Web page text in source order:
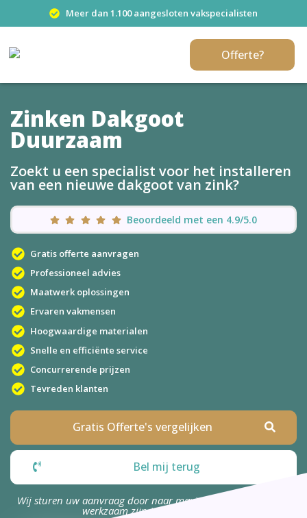
Meer dan 1.100 aangesloten vakspecialisten
Offerte?
Zinken Dakgoot
Duurzaam
Zoekt u een specialist voor het installeren
van een nieuwe dakgoot van zink?
Beoordeeld met een 4.9/5.0
Gratis offerte aanvragen
Professioneel advies
Maatwerk oplossingen
Ervaren vakmensen
Hoogwaardige materialen
Snelle en efficiënte service
Concurrerende prijzen
Tevreden klanten
Gratis Offerte's vergelijken
Bel mij terug
Wij sturen uw aanvraag door naar maximaal 4 bedrijven die
werkzaam zijn in uw omgeving.